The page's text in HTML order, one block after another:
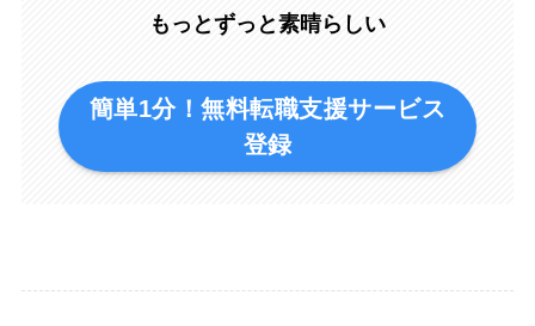
もっとずっと素晴らしい
簡単1分！無料転職支援サービス
登録